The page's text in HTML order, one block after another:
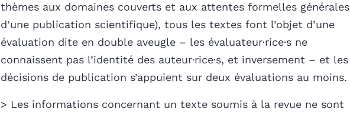
thèmes aux domaines couverts et aux attentes formelles générales
d’une publication scientifique), tous les textes font l’objet d’une
évaluation dite en double aveugle – les évaluateur·rice·s ne
connaissent pas l’identité des auteur·rice·s, et inversement – et les
décisions de publication s’appuient sur deux évaluations au moins.
> Les informations concernant un texte soumis à la revue ne sont